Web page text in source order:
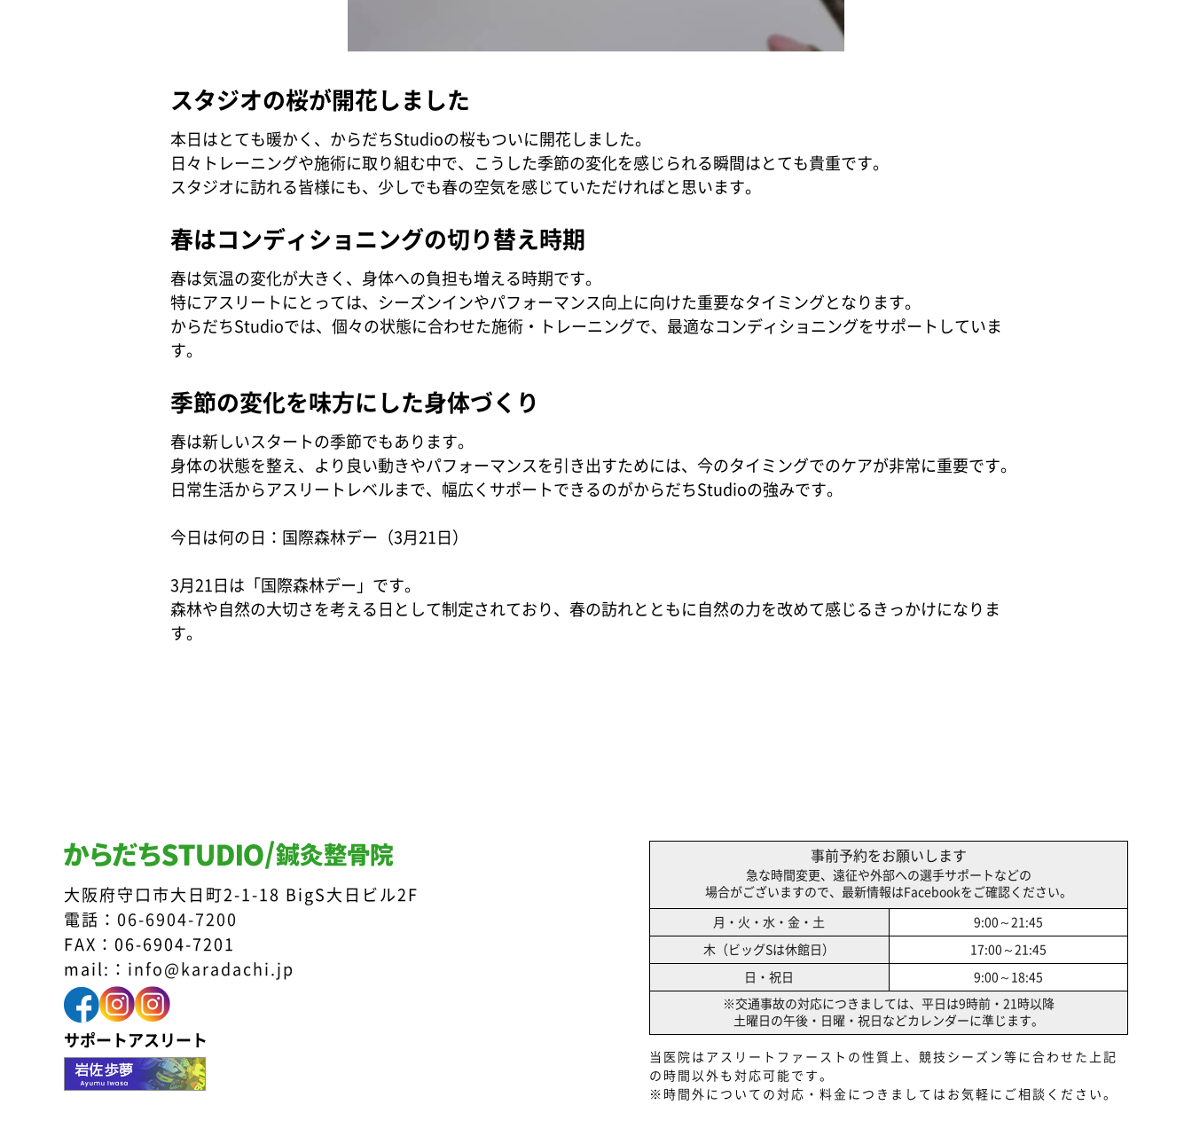
スタジオの桜が開花しました
本日はとても暖かく、からだちStudioの桜もついに開花しました。
日々トレーニングや施術に取り組む中で、こうした季節の変化を感じられる瞬間はとても貴重です。
スタジオに訪れる皆様にも、少しでも春の空気を感じていただければと思います。
春はコンディショニングの切り替え時期
春は気温の変化が大きく、身体への負担も増える時期です。
特にアスリートにとっては、シーズンインやパフォーマンス向上に向けた重要なタイミングとなります。
からだちStudioでは、個々の状態に合わせた施術・トレーニングで、最適なコンディショニングをサポートしていま
す。
季節の変化を味方にした身体づくり
春は新しいスタートの季節でもあります。
身体の状態を整え、より良い動きやパフォーマンスを引き出すためには、今のタイミングでのケアが非常に重要です。
日常生活からアスリートレベルまで、幅広くサポートできるのがからだちStudioの強みです。
今日は何の日：国際森林デー（3月21日）
3月21日は「国際森林デー」です。
森林や自然の大切さを考える日として制定されており、春の訪れとともに自然の力を改めて感じるきっかけになりま
す。
大阪府守口市大日町2-1-18 BigS大日ビル2F
電話： 06-6904-7200
FAX：06-6904-7201
mail:： info@karadachi.jp
サポートアスリート
事前予約をお願いします
急な時間変更、遠征や外部への選手サポートなどの
場合がございますので、最新情報はFacebookをご確認ください。
月・火・水・金・土 9:00～21:45
木（ビッグSは休館日） 17:00～21:45
日・祝日 9:00～18:45
※交通事故の対応につきましては、 平日は9時前・21時以降
土曜日の午後 ・日曜・祝日などカレンダーに準じます。
当医院はアスリートファーストの性質上、競技シーズン等に合わせた上記
の時間以外も対応可能です。
※時間外についての対応・料金につきましてはお気軽にご相談ください。